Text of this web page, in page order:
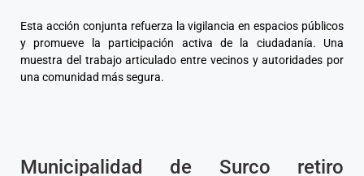
Esta acción conjunta refuerza la vigilancia en espacios públicos
y promueve la participación activa de la ciudadanía. Una
muestra del trabajo articulado entre vecinos y autoridades por
una comunidad más segura.
Municipalidad de Surco retiro